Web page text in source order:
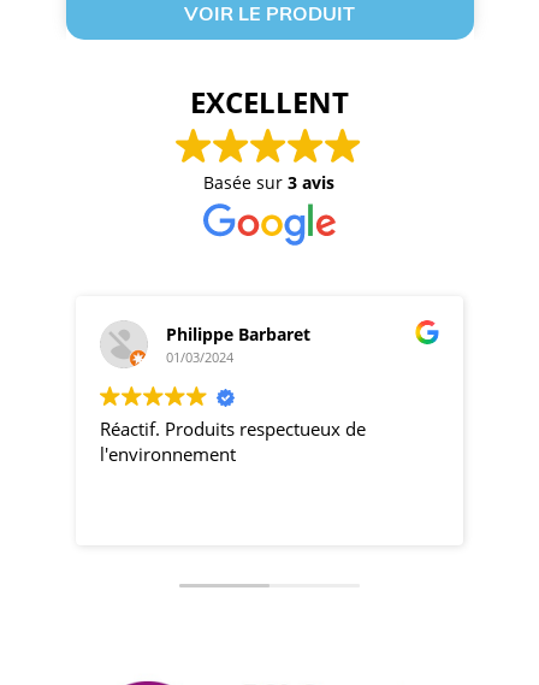
VOIR LE PRODUIT
EXCELLENT
Basée sur3 avis
Philippe Barbaret
01/03/2024
Réactif. Produits respectueux de
l'environnement